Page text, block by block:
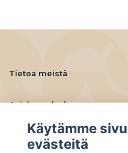
Tietoa meistä
Asiakaspalvelu
Lue lisää
Käytämme
evästeitä